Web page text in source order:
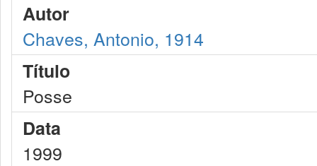
Autor
Chaves, Antonio, 1914
Título
Posse
Data
1999